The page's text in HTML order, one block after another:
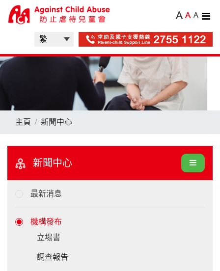
A A A
主頁 新聞中心
新聞中心
最新消息
機構發布
立場書
調查報告